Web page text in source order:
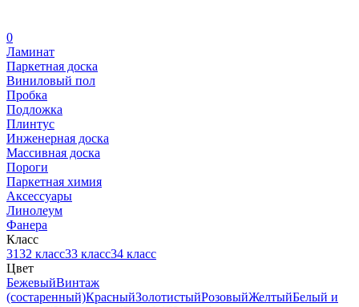
0
Ламинат
Паркетная доска
Виниловый пол
Пробка
Подложка
Плинтус
Инженерная доска
Массивная доска
Пороги
Паркетная химия
Аксессуары
Линолеум
Фанера
Класс
3132 класс33 класс34 класс
Цвет
БежевыйВинтаж
(состаренный)КрасныйЗолотистыйРозовыйЖелтыйБелый и